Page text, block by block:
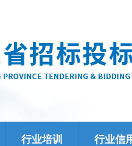
行业培训 行业信